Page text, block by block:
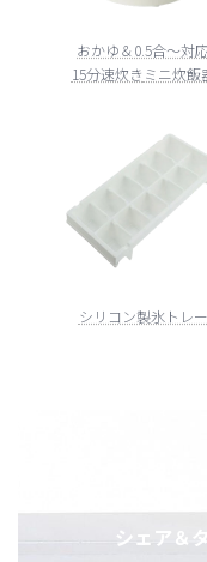
おかゆ＆0.5合～対
15分速炊き ミニ炊飯
シリコン製氷トレー
シェア＆